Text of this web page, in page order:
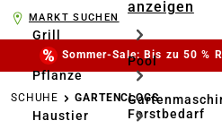
Grill
Pflanze
Haustier
anzeigen
Pool
Forstbedarf
MARKT SUCHEN
Sommer-Sale: Bis zu 50 %
SCHUHE GARTENCLOGS